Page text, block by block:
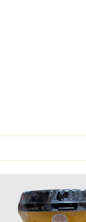
هو:
235 EGP.
هو:
199 EGP.